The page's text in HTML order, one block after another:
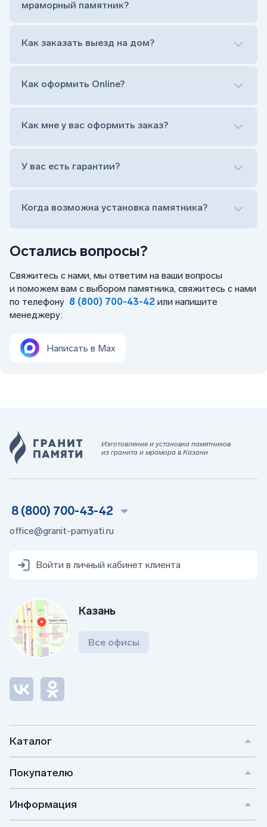
Остались вопросы?
Свяжитесь с нами, мы ответим на ваши вопросы
и поможем вам с выбором памятника, свяжитесь с нами
по телефону 8 (800) 700-43-42 или напишите
менеджеру:
Написать в Max
Расположение символа веры (крестик или
на символ веры или вовсе портрет не рисовать)
прописной)
мраморный памятник?
Как заказать выезд на дом?
Оформить заказ удаленно (online)
Заказать бесплатный выезд менеджера на дом
Как оформить Online?
Оформить заказ удаленно (online)
Заказать бесплатный выезд менеджера на дом
Как мне у вас оформить заказ?
У вас есть гарантии?
Когда возможна установка памятника?
Изготовление и установка памятников
из гранита и мрамора в Казани
Каталог
Покупателю
Информация
8 (800) 700-43-42
office@granit-pamyati.ru
Войти в личный кабинет клиента
Казань
Все офисы